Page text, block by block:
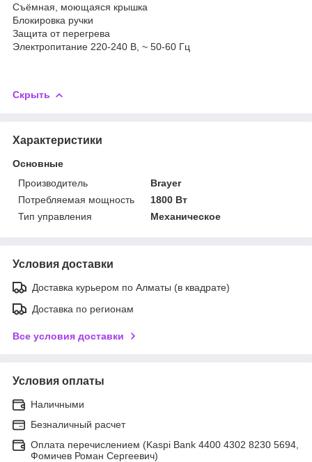
Съёмная, моющаяся крышка
Блокировка ручки
Защита от перегрева
Электропитание 220-240 В, ~ 50-60 Гц
Скрыть
Характеристики
Основные
Производитель
Brayer
Потребляемая мощность
1800 Вт
Тип управления
Механическое
Условия доставки
Доставка курьером по Алматы (в квадрате)
Доставка по регионам
Все условия доставки
Условия оплаты
Наличными
Безналичный расчет
Оплата перечислением (Kaspi Bank 4400 4302 8230 5694,
Фомичев Роман Сергеевич)